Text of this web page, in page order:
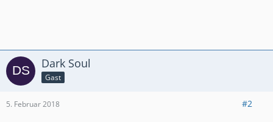
Dark Soul
Gast
5. Februar 2018 #2